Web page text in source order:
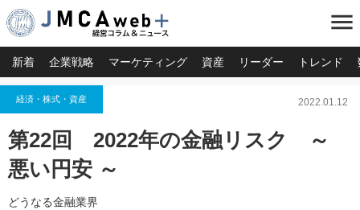
menu
新着 企業戦略 マーケティング 資産 リーダー トレンド
経済・株式・資産 2022.01.12
第22回 2022年の金融リスク ～
悪い円安 ～
どうなる金融業界